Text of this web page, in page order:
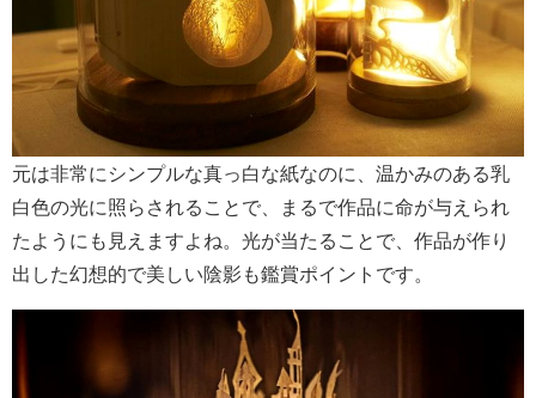
元は非常にシンプルな真っ白な紙なのに、温かみのある乳
白色の光に照らされることで、まるで作品に命が与えられ
たようにも見えますよね。光が当たることで、作品が作り
出した幻想的で美しい陰影も鑑賞ポイントです。